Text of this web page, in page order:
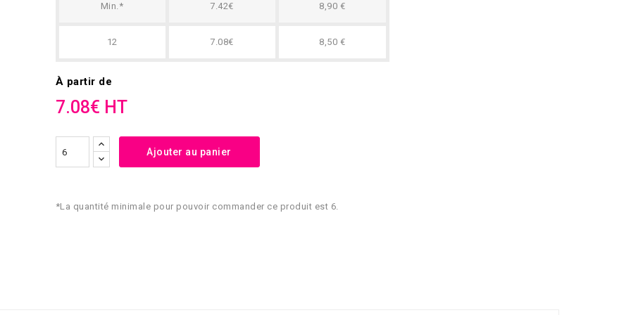
Min.* 7.42€ 8,90 €
12 7.08€ 8,50 €
À partir de
7.08€ HT
Ajouter au panier
*La quantité minimale pour pouvoir commander ce produit est 6.